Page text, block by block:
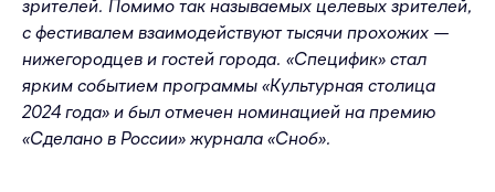
зрителей. Помимо так называемых целевых зрителей,
с фестивалем взаимодействуют тысячи прохожих —
нижегородцев и гостей города. «Специфик» стал
ярким событием программы «Культурная столица
2024 года» и был отмечен номинацией на премию
«Сделано в России» журнала «Сноб».